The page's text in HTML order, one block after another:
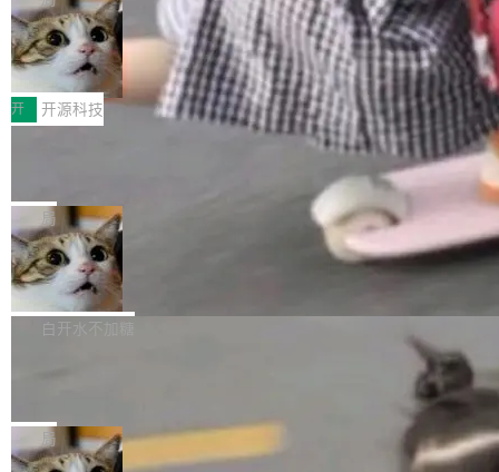
哪些组合有效，作者说，你得靠"文档、校验、或
者部落知识"。 换个写法。Rust 的 enum，两个
变体：Switchable...
有科技公司做的一样。只不过，实际上它不一
样。这是 Sandstorm.io 的重制版，我十年前的
那个创业公司。不同的是，这次它构建在 Cloudf
lare Workers 上——我花了九年时间搭建的平台
——并且深度集成了 AI。这基本上是我十年秘密
Workers 和 Durable Objects 的守护进程。 设
计思路很直接：每个对象是一个独立的 SQLite
数据库，按名称寻址，复制到你自己的 S3 兼容
存储库里。节点之间只通过这个存储库协调——
没有控制平面，没有共识协议。每个对象自带一
个小型数据库，应用天然按分片构建，单个数据
库的竞争和爆炸半径问题在设计层面就被消除
了。 闲置的 cell 会休眠到几乎不占资源。当 cel
l 迁移或唤醒时，新宿主从 S3 恢复 SQLite 数据
库继续执行。存储库是持久化的唯一真相...
鲁大师7月新机性能/流畅/AI榜：vivo夺
性能、流畅双第一，三星Galaxy Z系列
新折叠缺席
2026年7月的手机市场，由于存储等硬件成本暴
增，手机厂商的日子也不好过啊，新机速度明显
放缓，因此硝烟味淡了许多。新机参数规格除开
高价的三星折叠（三星Galaxy Z Fold8 Ultra / Z
Fold8 / Z Flip8）外，其余要么是中低端机器，
例如iQOO Z11i、REDMI Note 17、REDMI No
te 17 Pro、OPPO K15，要么是vivo X300 E这
样的次旗舰。 Galaxy Z Fold8 Ultra / Z Fold8 /
Z Flip8三款折叠屏新机均在7月22日发布，且全
部搭载骁龙8 Elite Gen5 for Galaxy，它们本该
开 开源科技
Zed 编辑器团队发布了新项目——DeltaDB，一
个在 git commit 之间记录每一次编辑操作的版
本控制系统。目前处于 Early Access 阶段。 De
ltaDB 的核心思路直接写在 landing page 最显
眼的位置：「Software is made between com
mits」——软件是在 commit 之间写出来的。git
是把这段空隙补上。 回退到任何一次编辑：Delt
aDB 捕获 commit 之间的每一次操作，...
局
SpaceXAI 单季资本开支达 183 亿美元
根据风险投资人Tomer Tunguz 博客（VC 分
析）披露的最新分析与第二季度业绩报告，Spac
微软同期总资本开支的四成。 与亚马逊、Alpha
bet、微软以及 Meta 等传统科技巨头相比，Spa
白开水不加糖
一个在终端里运行的编程 agent；Muse Spark
1.2，驱动这个 agent 的新模型。一句话概括：
局